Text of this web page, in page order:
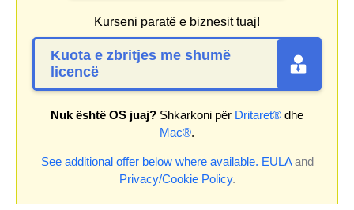
Kurseni paratë e biznesit tuaj!
Kuota e zbritjes me shumë
licencë
Nuk është OS juaj? Shkarkoni për Dritaret® dhe
Mac®.
See additional offer below where available. EULAand
Privacy/Cookie Policy.